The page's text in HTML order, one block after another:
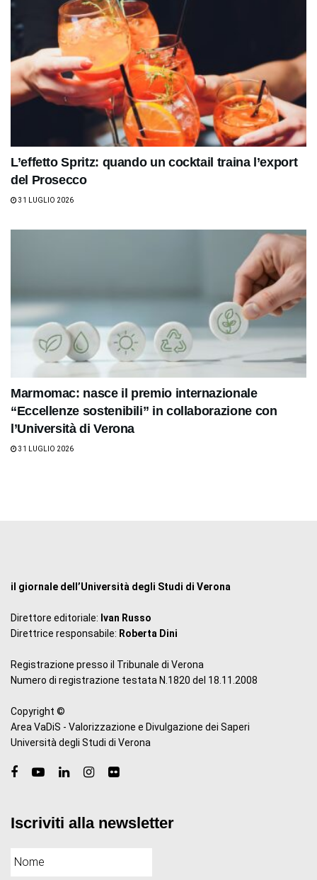
L’effetto Spritz: quando un cocktail traina l’export
del Prosecco
31 LUGLIO 2026
Marmomac: nasce il premio internazionale
“Eccellenze sostenibili” in collaborazione con
l’Università di Verona
31 LUGLIO 2026
il giornale dell’Università degli Studi di Verona
Direttore editoriale: Ivan Russo
Direttrice responsabile: Roberta Dini
Registrazione presso il Tribunale di Verona
Numero di registrazione testata N.1820 del 18.11.2008
Copyright ©
Area VaDiS - Valorizzazione e Divulgazione dei Saperi
Università degli Studi di Verona
Iscriviti alla newsletter